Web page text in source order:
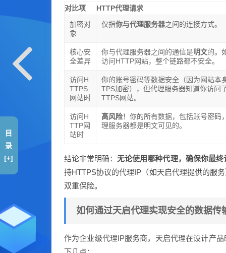
对比项
HTTP代理请求
加密对
象
仅指你与代理服务器之间的连接方式。
核心安
全差异
你与代理服务器之间的通信是明文的。
访问HTTP网站，整个链路都不安全。
访问H
TTPS
网站时
你的账号密码等数据安全（因为网站本
TPS加密），但代理服务器知道你访问
TTPS网站。
访问H
TTP网
站时
高风险！你的所有数据，包括账号密码
理服务器都是明文可见的。
结论非常明确：无论使用哪种代理，确保你最
持HTTPS协议的代理IP（如天启代理提供的服
双重保险。
如何通过天启代理实现安全的数据传
作为企业级代理IP服务商，天启代理在设计产
目
录
[+]